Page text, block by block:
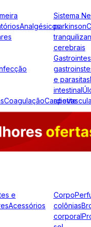
Analgésicos
Coagulação
Sistema
parkinson
cerebrais
e parasitas
intestinal
apetite
e
Acessórios
Corpo
colônias
corporal